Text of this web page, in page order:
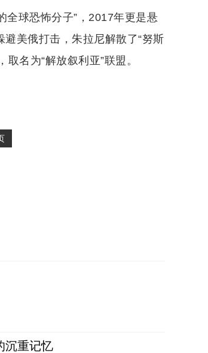
全球恐怖分子”，2017年更是悬
美俄打击，朱拉尼解散了“努斯
名为“解放叙利亚”联盟。
沉重记忆